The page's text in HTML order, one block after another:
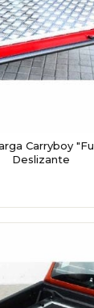
Carryboy
Deslizante